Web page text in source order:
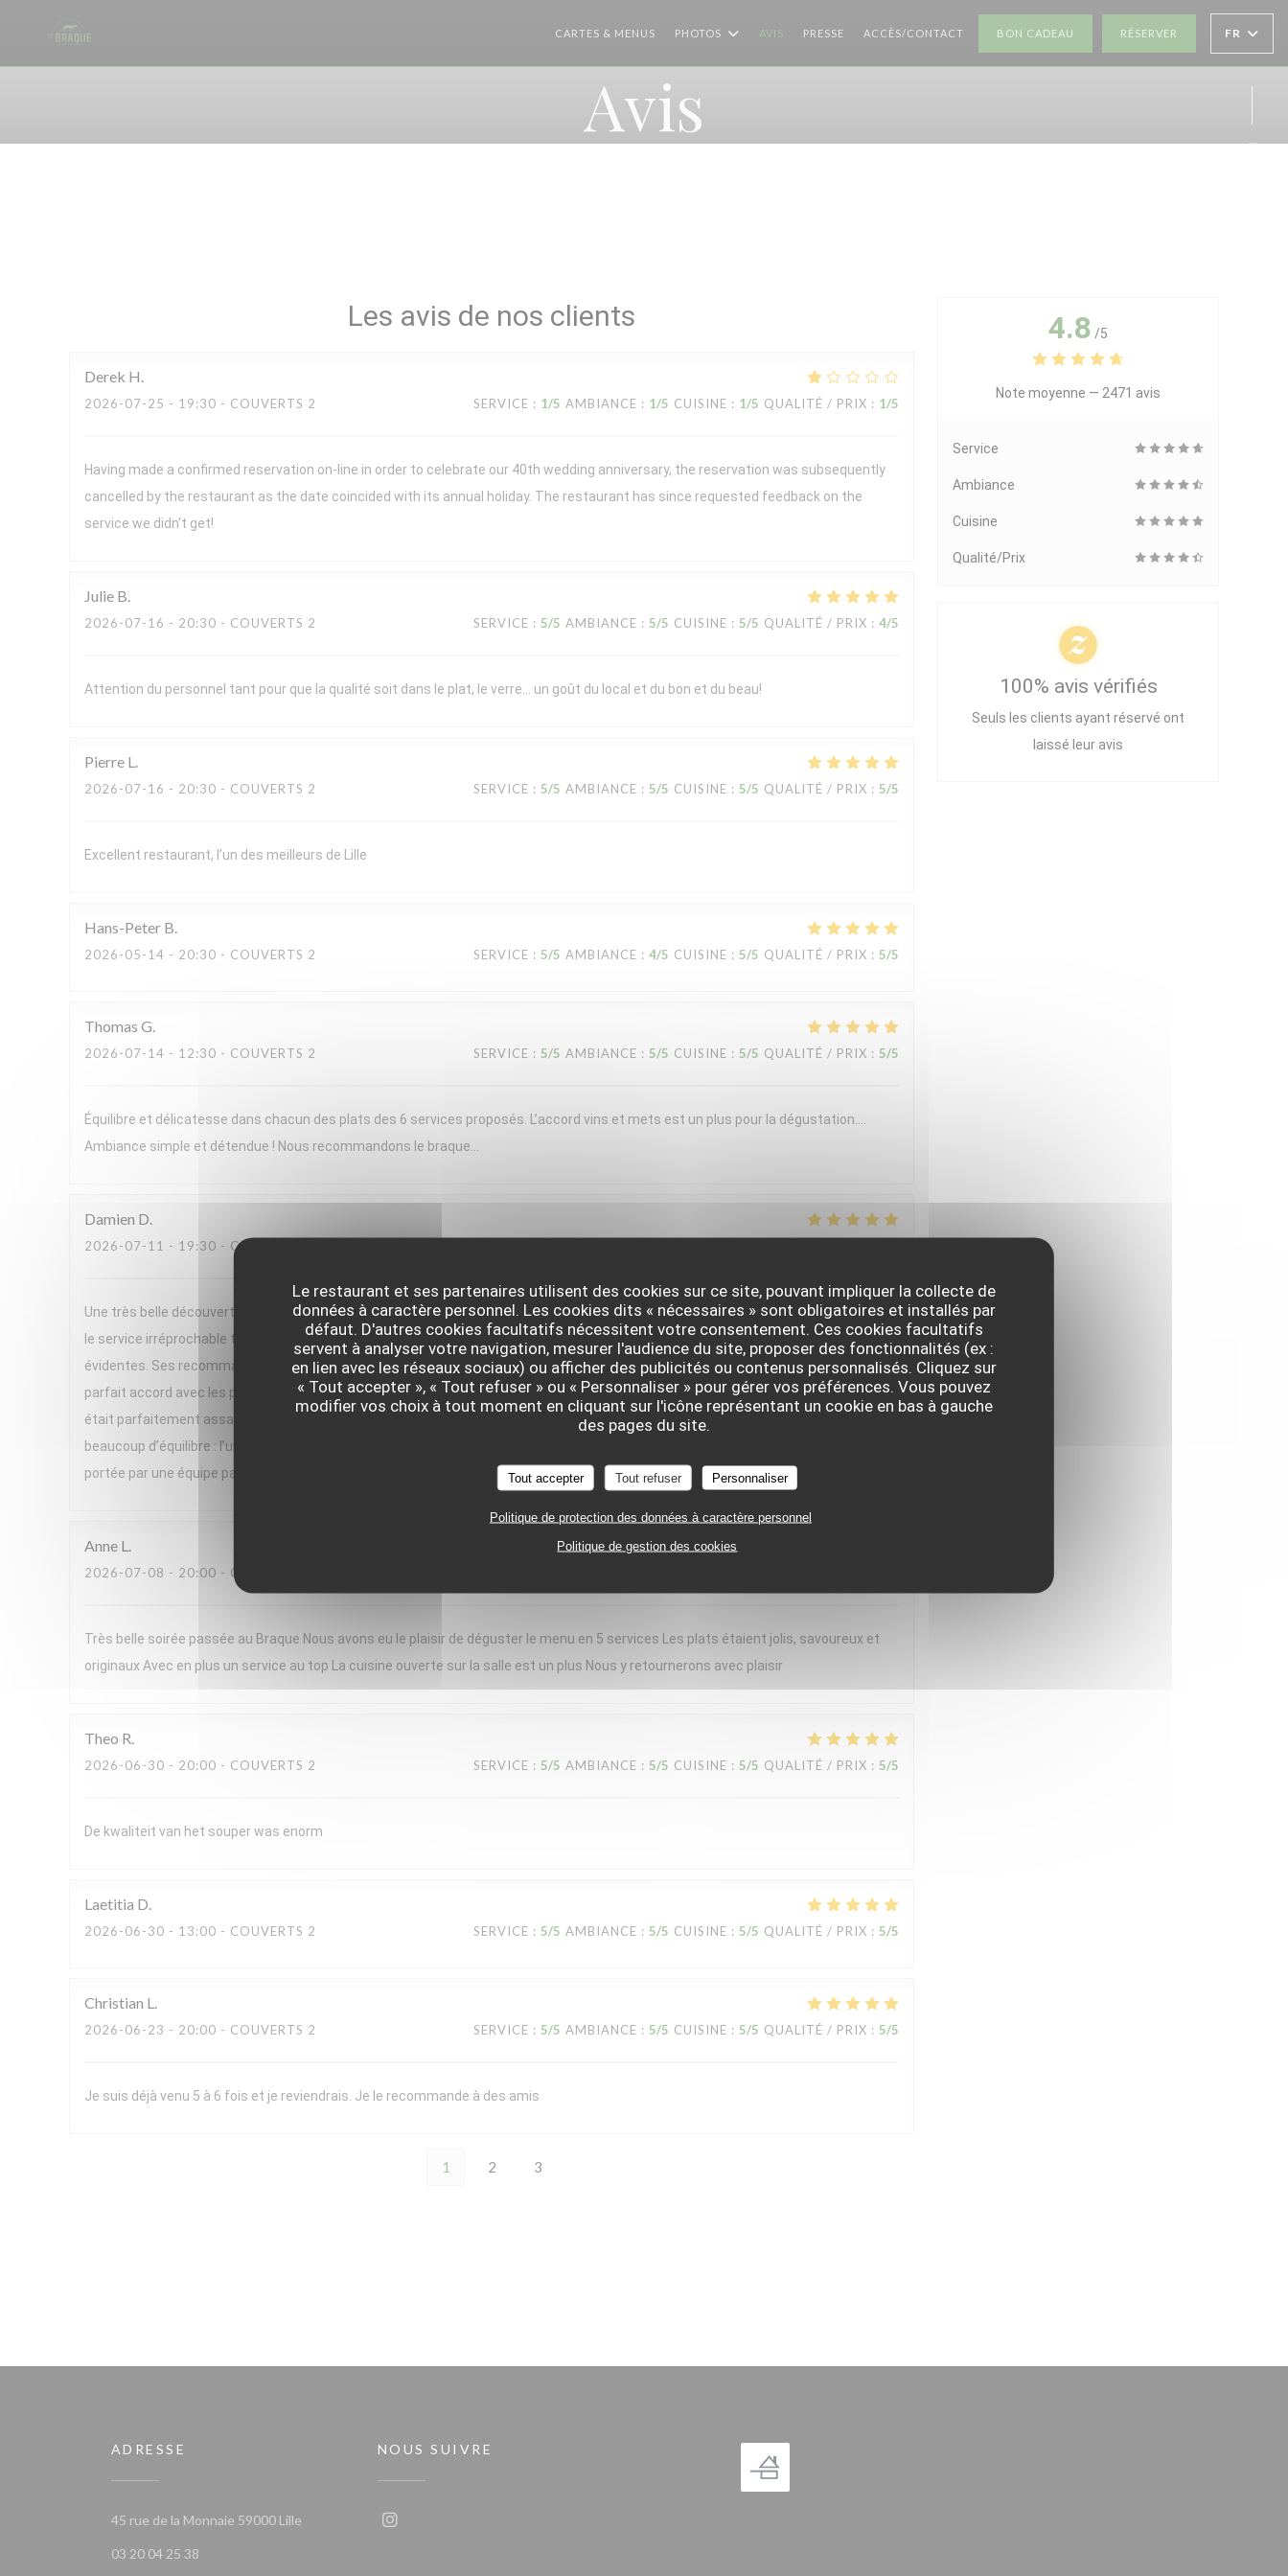
Le restaurant et ses partenaires utilisent des cookies sur ce site, pouvant impliquer la collecte de
données à caractère personnel. Les cookies dits « nécessaires » sont obligatoires et installés par
défaut. D'autres cookies facultatifs nécessitent votre consentement. Ces cookies facultatifs
servent à analyser votre navigation, mesurer l'audience du site, proposer des fonctionnalités (ex :
en lien avec les réseaux sociaux) ou afficher des publicités ou contenus personnalisés. Cliquez sur
« Tout accepter », « Tout refuser » ou « Personnaliser » pour gérer vos préférences. Vous pouvez
modifier vos choix à tout moment en cliquant sur l'icône représentant un cookie en bas à gauche
des pages du site.
Tout accepter Tout refuser Personnaliser
Politique de protection des données à caractère personnel
Politique de gestion des cookies
CARTES & MENUS PHOTOS AVIS PRESSE RÉSERVER ((OUVRE UNE
BON CADEAU ((OUVRE UNE NOUVELLE FENÊTRE))
ACCÈS/CONTACT FR
Avis
Les avis de nos clients
Derek H
2026-07-25 - 19:30 - COUVERTS 2 SERVICE : 1/5 AMBIANCE : 1/5 CUISINE : 1/5 QUALITÉ / PRIX : 1/5
Having made a confirmed reservation on-line in order to celebrate our 40th wedding anniversary, the reservation was subsequently
cancelled by the restaurant as the date coincided with its annual holiday. The restaurant has since requested feedback on the
service we didn't get!
Julie B
2026-07-16 - 20:30 - COUVERTS 2 SERVICE : 5/5 AMBIANCE : 5/5 CUISINE : 5/5 QUALITÉ / PRIX : 4/5
Attention du personnel tant pour que la qualité soit dans le plat, le verre… un goût du local et du bon et du beau!
Pierre L
2026-07-16 - 20:30 - COUVERTS 2 SERVICE : 5/5 AMBIANCE : 5/5 CUISINE : 5/5 QUALITÉ / PRIX : 5/5
Excellent restaurant, l’un des meilleurs de Lille
Hans-Peter B
2026-05-14 - 20:30 - COUVERTS 2 SERVICE : 5/5 AMBIANCE : 4/5 CUISINE : 5/5 QUALITÉ / PRIX : 5/5
Thomas G
2026-07-14 - 12:30 - COUVERTS 2 SERVICE : 5/5 AMBIANCE : 5/5 CUISINE : 5/5 QUALITÉ / PRIX : 5/5
Équilibre et délicatesse dans chacun des plats des 6 services proposés. L’accord vins et mets est un plus pour la dégustation….
Ambiance simple et détendue ! Nous recommandons le braque…
Damien D
2026-07-11 - 19:30 - COUVERTS 2
Une très belle découverte ! Nous avons passé un excellent moment chez « Le Braque » ce samedi soir. L’accueil a été chaleureux et
le service irréprochable tout au long du repas. Un grand bravo à notre serveuse, dont les connaissances en sommellerie étaient
évidentes. Ses recommandations de vins, parfois issues de domaines plus confidentiels, étaient toujours justes, originales et en
parfait accord avec les plats. Le menu, très végétal et herbacé, apportait une belle fraîcheur, idéale pour la saison. Chaque assiette
était parfaitement assaisonnée, pleine de saveurs et servie en portions généreuses. Les desserts concluaient le repas avec
beaucoup d’équilibre : l’un très frais, l’autre plus réconfortant, tout en restant léger. Une cuisine précise, créative et généreuse,
portée par une équipe passionnée. Nous avons adoré cette expérience et reviendrons avec grand plaisir !
Anne L
2026-07-08 - 20:00 - COUVERTS 2
Très belle soirée passée au Braque Nous avons eu le plaisir de déguster le menu en 5 services Les plats étaient jolis, savoureux et
originaux Avec en plus un service au top La cuisine ouverte sur la salle est un plus Nous y retournerons avec plaisir
Theo R
2026-06-30 - 20:00 - COUVERTS 2 SERVICE : 5/5 AMBIANCE : 5/5 CUISINE : 5/5 QUALITÉ / PRIX : 5/5
De kwaliteit van het souper was enorm
Laetitia D
2026-06-30 - 13:00 - COUVERTS 2 SERVICE : 5/5 AMBIANCE : 5/5 CUISINE : 5/5 QUALITÉ / PRIX : 5/5
Christian L
2026-06-23 - 20:00 - COUVERTS 2 SERVICE : 5/5 AMBIANCE : 5/5 CUISINE : 5/5 QUALITÉ / PRIX : 5/5
Je suis déjà venu 5 à 6 fois et je reviendrais. Je le recommande à des amis
1 2 3
4.8 /5
Note moyenne — 2471 avis
Service
Ambiance
Cuisine
Qualité/Prix
100% avis vérifiés
Seuls les clients ayant réservé ont
laissé leur avis
ADRESSE
45 rue de la Monnaie 59000 Lille((ouvre une nouvelle fenêtre))
03 20 04 25 38
NOUS SUIVRE